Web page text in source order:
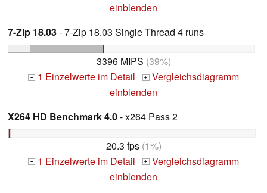
einblenden
7-Zip 18.03- 7-Zip 18.03 Single Thread 4 runs
3396 MIPS (39%)
+ 1 Einzelwerte im Detail + Vergleichsdiagramm
einblenden
X264 HD Benchmark 4.0- x264 Pass 2
20.3 fps(1%)
+ 1 Einzelwerte im Detail + Vergleichsdiagramm
einblenden